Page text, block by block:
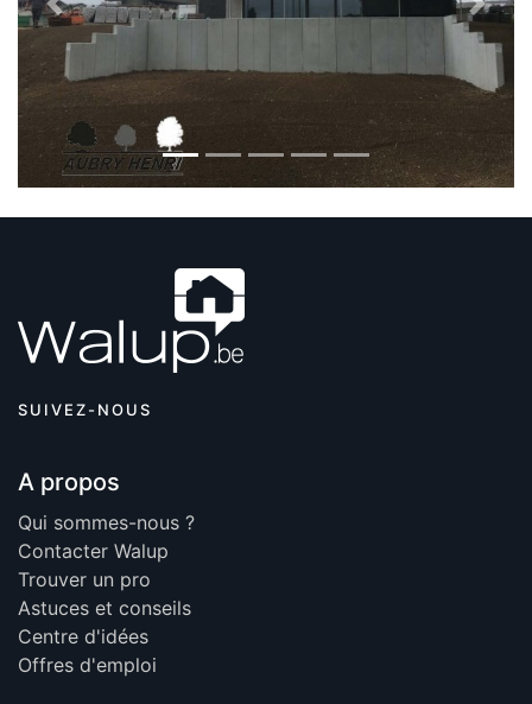
Previous Next
SUIVEZ-NOUS
A propos
Qui sommes-nous ?
Contacter Walup
Trouver un pro
Astuces et conseils
Centre d'idées
Offres d'emploi